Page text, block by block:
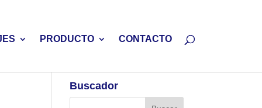
PRODUCTO CONTACTO
Buscador